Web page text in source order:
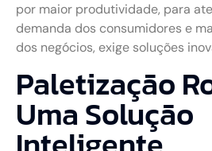
por maior produtividade, para
demanda dos consumidores e
dos negócios, exige soluções
Paletização
Uma Solução